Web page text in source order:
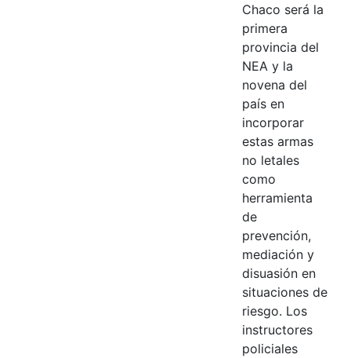
Chaco será la
primera
provincia del
NEA y la
novena del
país en
incorporar
estas armas
no letales
como
herramienta
de
prevención,
mediación y
disuasión en
situaciones de
riesgo. Los
instructores
policiales